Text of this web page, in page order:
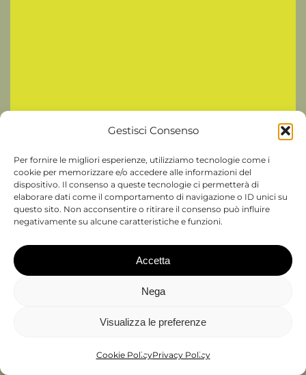
Gestisci Consenso
Per fornire le migliori esperienze, utilizziamo tecnologie come i
cookie per memorizzare e/o accedere alle informazioni del
dispositivo. Il consenso a queste tecnologie ci permetterà di
elaborare dati come il comportamento di navigazione o ID unici su
questo sito. Non acconsentire o ritirare il consenso può influire
negativamente su alcune caratteristiche e funzioni.
Accetta
Nega
Visualizza le preferenze
Cookie PolicyPrivacy Policy